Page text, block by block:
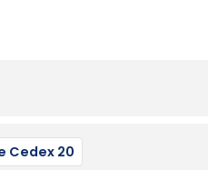
Cedex 20